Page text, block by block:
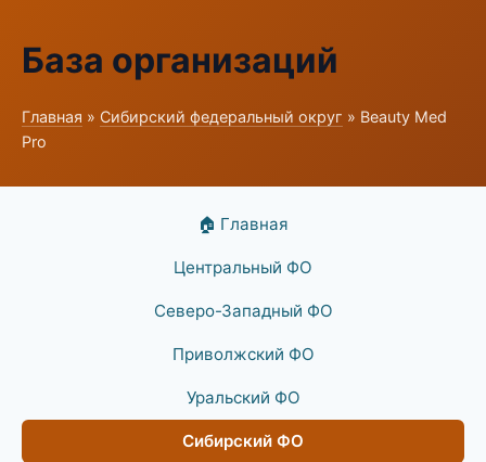
База организаций
Главная » Сибирский федеральный округ » Beauty Med
Pro
🏠 Главная
Центральный ФО
Северо-Западный ФО
Приволжский ФО
Уральский ФО
Сибирский ФО